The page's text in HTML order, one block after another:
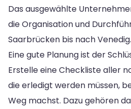
Das ausgewählte
die Organisation und
Saarbrücken bis nach Venedig.
Eine gute Planung ist der
Erstelle eine Checkliste aller
die erledigt werden müssen,
Weg machst. Dazu gehören